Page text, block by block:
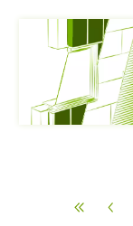
Paginering